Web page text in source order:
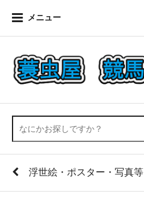
メニュー
浮世絵・ポスター・写真等